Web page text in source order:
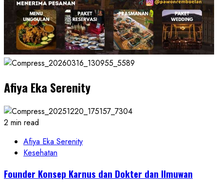
Afiya Eka Serenity
2 min read
Afiya Eka Serenity
Kesehatan
Founder Konsep Karnus dan Dokter dan Ilmuwan